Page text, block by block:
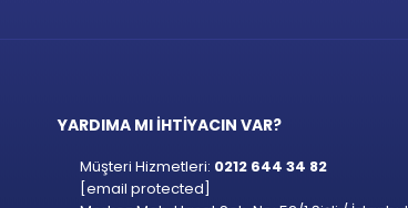
YARDIMA MI İHTİYACIN VAR?
Müşteri Hizmetleri: 0212 644 34 82
[email protected]